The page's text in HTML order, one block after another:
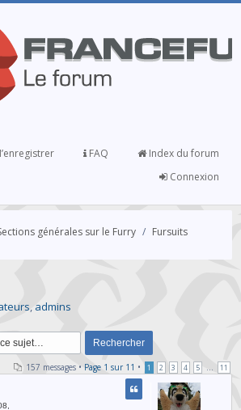
Index du forum
FAQ
Connexion
générales sur le Furry / Fursuits
, admins
157 messages • Page 1 sur 11 • 1 2 3 4 5 11